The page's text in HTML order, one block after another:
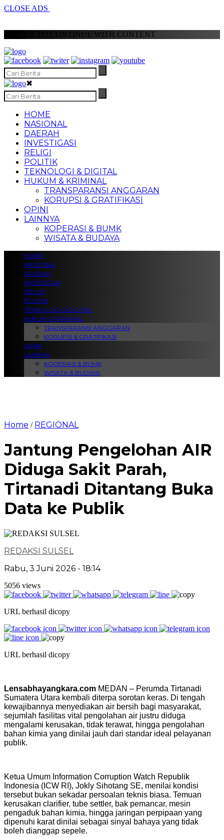
CLOSE ADS
SCROLL TO CONTINUE WITH CONTENT
✖
HOME
NASIONAL
DAERAH
INVESTIGASI
RELIGI
POLITIK
TEKNOLOGI & DIGITAL
HUKUM & KRIMINAL
TRANSPARANSI ANGGARAN
KORUPSI & GRATIFIKASI
OPINI
LAINNYA
KOPERASI & BUMK
WISATA & BUDAYA
HOME
NASIONAL
DAERAH
INVESTIGASI
RELIGI
POLITIK
TEKNOLOGI & DIGITAL
HUKUM & KRIMINAL
TRANSPARANSI ANGGARAN
KORUPSI & GRATIFIKASI
OPINI
LAINNYA
KOPERASI & BUMK
WISATA & BUDAYA
Home / REGIONAL
Jantung Pengelohan AIR
Diduga Sakit Parah,
Tirtanadi Ditantang Buka
Data ke Publik
REDAKSI SULSEL
Rabu, 3 Juni 2026 - 18:14
5056 views
URL berhasil dicopy
URL berhasil dicopy
Lensabhayangkara.com MEDAN – Perumda Tirtanadi
Sumatera Utara kembali diterpa sorotan keras. Di tengah
kewajibannya menyediakan air bersih bagi masyarakat,
sejumlah fasilitas vital pengolahan air justru diduga
mengalami kerusakan, tidak terawat, hingga pengolahan
bahan kimia yang dinilai jauh dari standar ideal pelayanan
publik.
Ketua Umum Information Corruption Watch Republik
Indonesia (ICW RI), Jokly Sihotang SE, menilai kondisi
tersebut bukan sekadar persoalan teknis biasa. Temuan
kerusakan clarifier, tube settler, bak pemancar, mesin
pengaduk bahan kimia, hingga jaringan perpipaan yang
dipenuhi karat dinilai sebagai sinyal bahaya yang tidak
boleh dianggap sepele.